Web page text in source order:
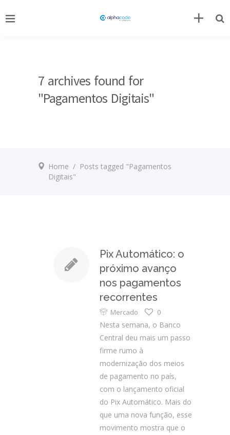
7 archives found for
"Pagamentos Digitais"
Home / Posts tagged "Pagamentos
Digitais"
Pix Automático: o
próximo avanço
nos pagamentos
recorrentes
Mercado 0
Nesta semana, o Banco
Central deu mais um passo
firme rumo à
modernização dos meios
de pagamento no país,
com o lançamento oficial
do Pix Automático. Mais do
que uma nova função, esse
movimento mostra que o